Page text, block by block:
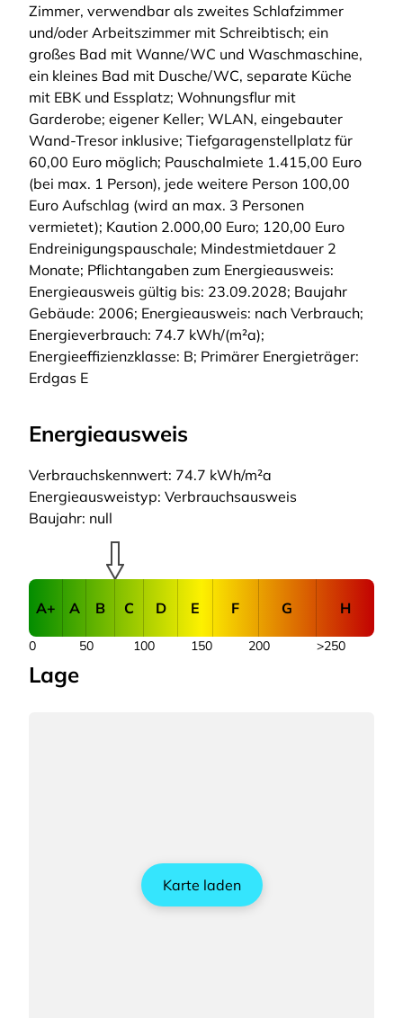
Zimmer, verwendbar als zweites Schlafzimmer
und/oder Arbeitszimmer mit Schreibtisch; ein
großes Bad mit Wanne/WC und Waschmaschine,
ein kleines Bad mit Dusche/WC, separate Küche
mit EBK und Essplatz; Wohnungsflur mit
Garderobe; eigener Keller; WLAN, eingebauter
Wand-Tresor inklusive; Tiefgaragenstellplatz für
60,00 Euro möglich; Pauschalmiete 1.415,00 Euro
(bei max. 1 Person), jede weitere Person 100,00
Euro Aufschlag (wird an max. 3 Personen
vermietet); Kaution 2.000,00 Euro; 120,00 Euro
Endreinigungspauschale; Mindestmietdauer 2
Monate; Pflichtangaben zum Energieausweis:
Energieausweis gültig bis: 23.09.2028; Baujahr
Gebäude: 2006; Energieausweis: nach Verbrauch;
Energieverbrauch: 74.7 kWh/(m²a);
Energieeffizienzklasse: B; Primärer Energieträger:
Erdgas E
Energieausweis
Verbrauchskennwert: 74.7 kWh/m²a
Energieausweistyp: Verbrauchsausweis
Baujahr: null
A+ A B C D E F G H
50 100 150 200
0 >250
Lage
Karte laden